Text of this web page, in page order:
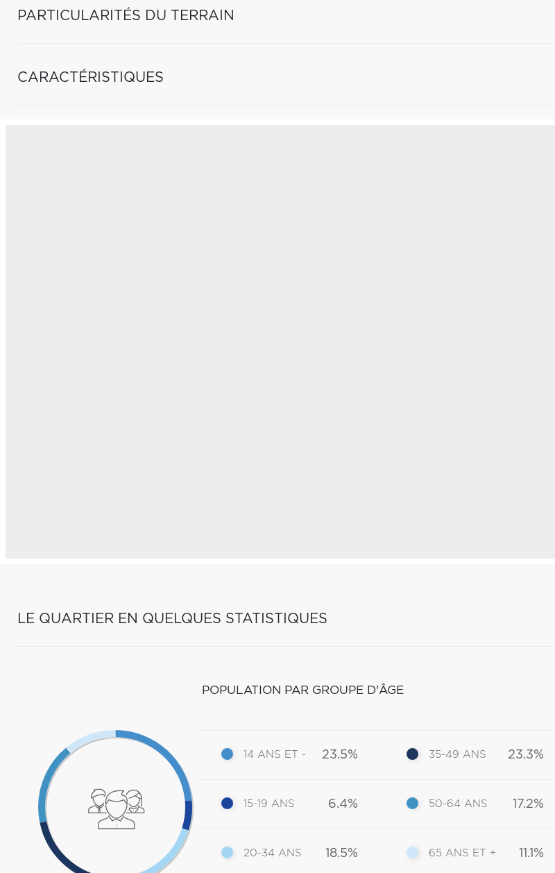
PARTICULARITÉS DU TERRAIN
CARACTÉRISTIQUES
LE QUARTIER EN QUELQUES STATISTIQUES
POPULATION PAR GROUPE D'ÂGE
14 ANS ET - 23.5%
15-19 ANS 6.4%
20-34 ANS 18.5%
35-49 ANS 23.3%
50-64 ANS 17.2%
65 ANS ET + 11.1%